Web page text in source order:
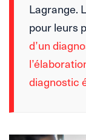
Lagrange.
pour leurs
d’un
diagnostic